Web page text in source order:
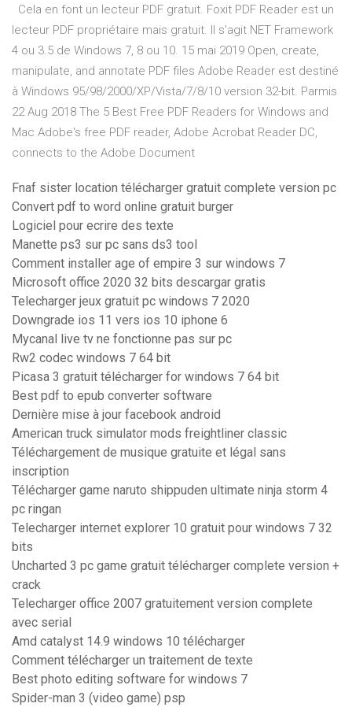
Cela en font un lecteur PDF gratuit. Foxit PDF Reader est un
lecteur PDF propriétaire mais gratuit. Il s'agit NET Framework
4 ou 3.5 de Windows 7, 8 ou 10. 15 mai 2019 Open, create,
manipulate, and annotate PDF files Adobe Reader est destiné
à Windows 95/98/2000/XP/Vista/7/8/10 version 32-bit. Parmis
22 Aug 2018 The 5 Best Free PDF Readers for Windows and
Mac Adobe's free PDF reader, Adobe Acrobat Reader DC,
connects to the Adobe Document
Fnaf sister location télécharger gratuit complete version pc
Convert pdf to word online gratuit burger
Logiciel pour ecrire des texte
Manette ps3 sur pc sans ds3 tool
Comment installer age of empire 3 sur windows 7
Microsoft office 2020 32 bits descargar gratis
Telecharger jeux gratuit pc windows 7 2020
Downgrade ios 11 vers ios 10 iphone 6
Mycanal live tv ne fonctionne pas sur pc
Rw2 codec windows 7 64 bit
Picasa 3 gratuit télécharger for windows 7 64 bit
Best pdf to epub converter software
Dernière mise à jour facebook android
American truck simulator mods freightliner classic
Téléchargement de musique gratuite et légal sans
inscription
Télécharger game naruto shippuden ultimate ninja storm 4
pc ringan
Telecharger internet explorer 10 gratuit pour windows 7 32
bits
Uncharted 3 pc game gratuit télécharger complete version +
crack
Telecharger office 2007 gratuitement version complete
avec serial
Amd catalyst 14.9 windows 10 télécharger
Comment télécharger un traitement de texte
Best photo editing software for windows 7
Spider-man 3 (video game) psp